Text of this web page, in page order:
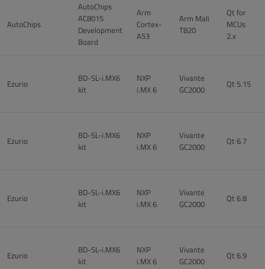
AutoChips
AutoChips
AC8015
Development
Board
Arm
Cortex-
A53
Arm Mali
T820
Qt for
MCUs
2.x
Ezurio
BD-SL-i.MX6
kit
NXP
i.MX 6
Vivante
GC2000
Qt 5.15
Ezurio
BD-SL-i.MX6
kit
NXP
i.MX 6
Vivante
GC2000
Qt 6.7
Ezurio
BD-SL-i.MX6
kit
NXP
i.MX 6
Vivante
GC2000
Qt 6.8
Ezurio
BD-SL-i.MX6
kit
NXP
i.MX 6
Vivante
GC2000
Qt 6.9